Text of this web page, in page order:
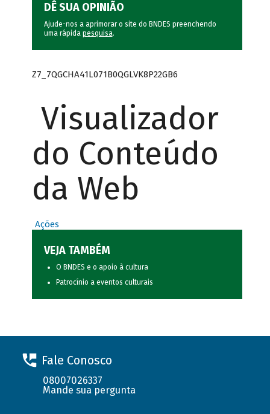
DÊ SUA OPINIÃO
Ajude-nos a aprimorar o site do BNDES preenchendo
uma rápida pesquisa.
Z7_7QGCHA41L071B0QGLVK8P22GB6
Visualizador
do Conteúdo
da Web
Ações
VEJA TAMBÉM
O BNDES e o apoio à cultura
Patrocínio a eventos culturais
Fale Conosco
08007026337
Mande sua pergunta